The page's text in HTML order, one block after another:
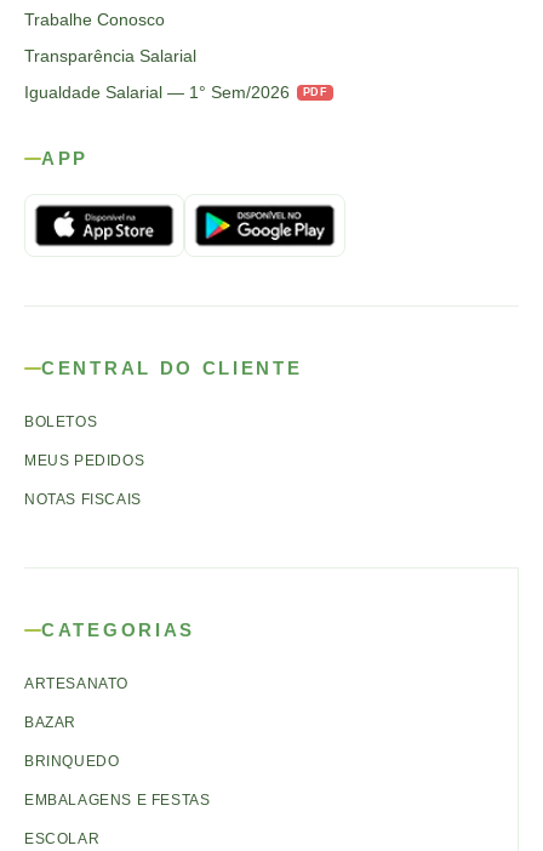
Trabalhe Conosco
Transparência Salarial
Igualdade Salarial — 1° Sem/2026
PDF
APP
CENTRAL DO CLIENTE
BOLETOS
MEUS PEDIDOS
NOTAS FISCAIS
CATEGORIAS
ARTESANATO
BAZAR
BRINQUEDO
EMBALAGENS E FESTAS
ESCOLAR